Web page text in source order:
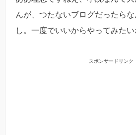
んが、つたないブログだったら
し。一度でいいからやってみたい
スポンサードリンク